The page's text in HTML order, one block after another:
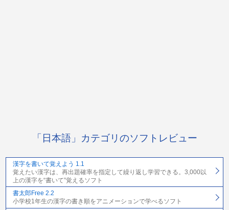
「日本語」カテゴリのソフトレビュー
漢字を書いて覚えよう 1.1
覚えたい漢字は、再出題確率を指定して繰り返し学習できる。3,000以
上の漢字を“書いて”覚えるソフト
書太郎Free 2.2
小学校1年生の漢字の書き順をアニメーションで学べるソフト